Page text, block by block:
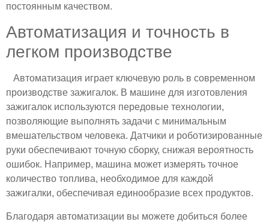
постоянным качеством.
Автоматизация и точность в
легком производстве
Автоматизация играет ключевую роль в современном
производстве зажигалок. В машине для изготовления
зажигалок используются передовые технологии,
позволяющие выполнять задачи с минимальным
вмешательством человека. Датчики и роботизированные
руки обеспечивают точную сборку, снижая вероятность
ошибок. Например, машина может измерять точное
количество топлива, необходимое для каждой
зажигалки, обеспечивая единообразие всех продуктов.
Благодаря автоматизации вы можете добиться более